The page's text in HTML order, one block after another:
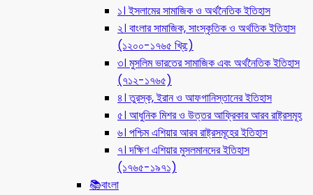
১। ইসলামের সামাজিক ও অর্থনৈতিক ইতিহাস
২। বাংলার সামাজিক, সাংস্কৃতিক ও অর্থতিক ইতিহাস
(১২০০-১৭৬৫ খ্রি:)
৩। মুসলিম ভারতের সামাজিক এবং অর্থনৈতিক ইতিহাস
(৭১২-১৭৬৫)
৪। তুরস্ক, ইরান ও আফগানিস্তানের ইতিহাস
৫। আধুনিক মিশর ও উত্তর আফ্রিকার আরব রাষ্ট্রসমূহ
৬। পশ্চিম এশিয়ার আরব রাষ্ট্রসমূহের ইতিহাস
৭। দক্ষিণ এশিয়ার মুসলমানদের ইতিহাস
(১৭৬৫-১৯৭১)
📚বাংলা